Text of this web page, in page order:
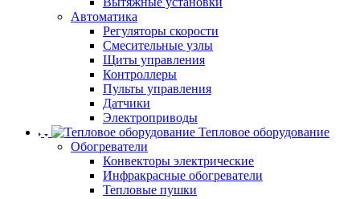
Автоматика
Регуляторы скорости
Смесительные узлы
Щиты управления
Контроллеры
Пульты управления
Датчики
Электроприводы
Тепловое оборудование
Обогреватели
Конвекторы электрические
Инфракрасные обогреватели
Тепловые пушки